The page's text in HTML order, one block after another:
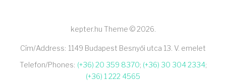
kepter.hu Theme © 2026.
Cím/Address: 1149 Budapest Besnyői utca 13. V. emelet
Telefon/Phones: (+36) 20 359 8370; (+36) 30 304 2334;
(+36) 1 222 4565